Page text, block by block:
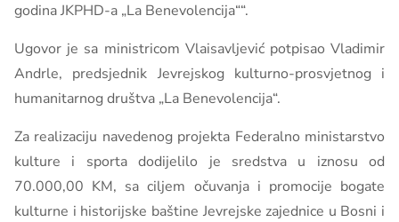
godina JKPHD-a „La Benevolencija““.
Ugovor je sa ministricom Vlaisavljević potpisao Vladimir
Andrle, predsjednik Jevrejskog kulturno-prosvjetnog i
humanitarnog društva „La Benevolencija“.
Za realizaciju navedenog projekta Federalno ministarstvo
kulture i sporta dodijelilo je sredstva u iznosu od
70.000,00 KM, sa ciljem očuvanja i promocije bogate
kulturne i historijske baštine Jevrejske zajednice u Bosni i